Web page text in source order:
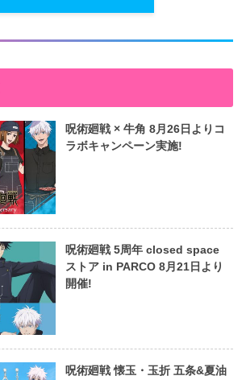
呪術廻戦 × 牛角 8月26日よりコ
ラボキャンペーン実施!
呪術廻戦 5周年 closed space
ストア in PARCO 8月21日より
開催!
呪術廻戦 懐玉・玉折 五条&夏油